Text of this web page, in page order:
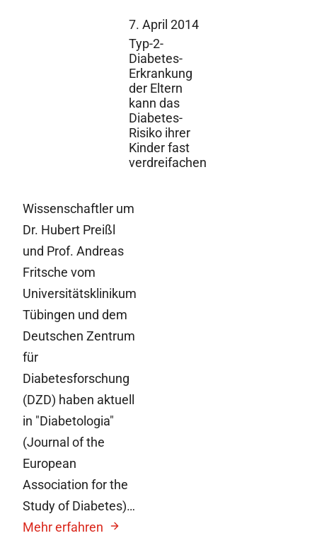
7. April 2014
Typ-2-
Diabetes-
Erkrankung
der Eltern
kann das
Diabetes-
Risiko ihrer
Kinder fast
verdreifachen
Wissenschaftler um
Dr. Hubert Preißl
und Prof. Andreas
Fritsche vom
Universitätsklinikum
Tübingen und dem
Deutschen Zentrum
für
Diabetesforschung
(DZD) haben aktuell
in "Diabetologia"
(Journal of the
European
Association for the
Study of Diabetes)…
Mehr erfahren